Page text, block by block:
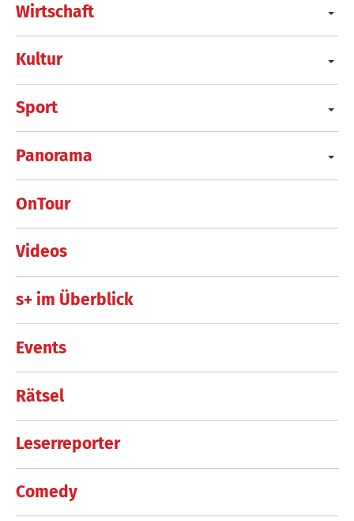
Wirtschaft
Kultur
Sport
Panorama
OnTour
Videos
s+ im Überblick
Events
Rätsel
Leserreporter
Comedy